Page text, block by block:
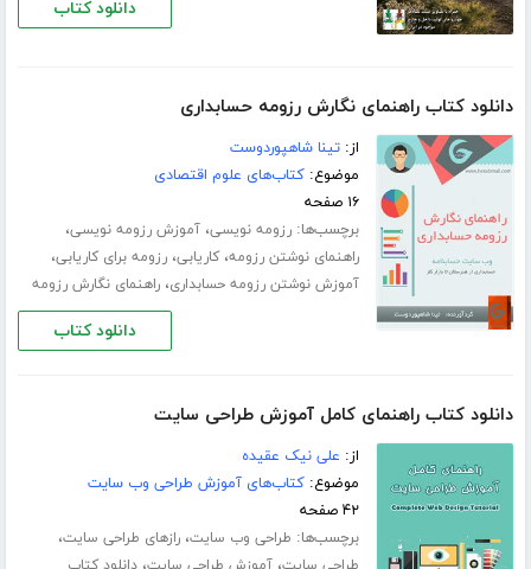
دانلود کتاب
دانلود کتاب راهنمای نگارش رزومه حسابداری
از:تینا شاهپوردوست
موضوع:کتاب‌های علوم اقتصادی
۱۶ صفحه
برچسب‌ها:رزومه نویسی،آموزش رزومه نویسی،
راهنمای نوشتن رزومه،کاریابی،رزومه برای کاریابی،
آموزش نوشتن رزومه حسابداری،راهنمای نگارش رزومه
دانلود کتاب
دانلود کتاب راهنمای کامل آموزش طراحی سایت
از: علی نیک عقیده
موضوع:کتاب‌های آموزش طراحی وب سایت
۴۲ صفحه
برچسب‌ها: طراحی وب سایت،رازهای طراحی سایت،